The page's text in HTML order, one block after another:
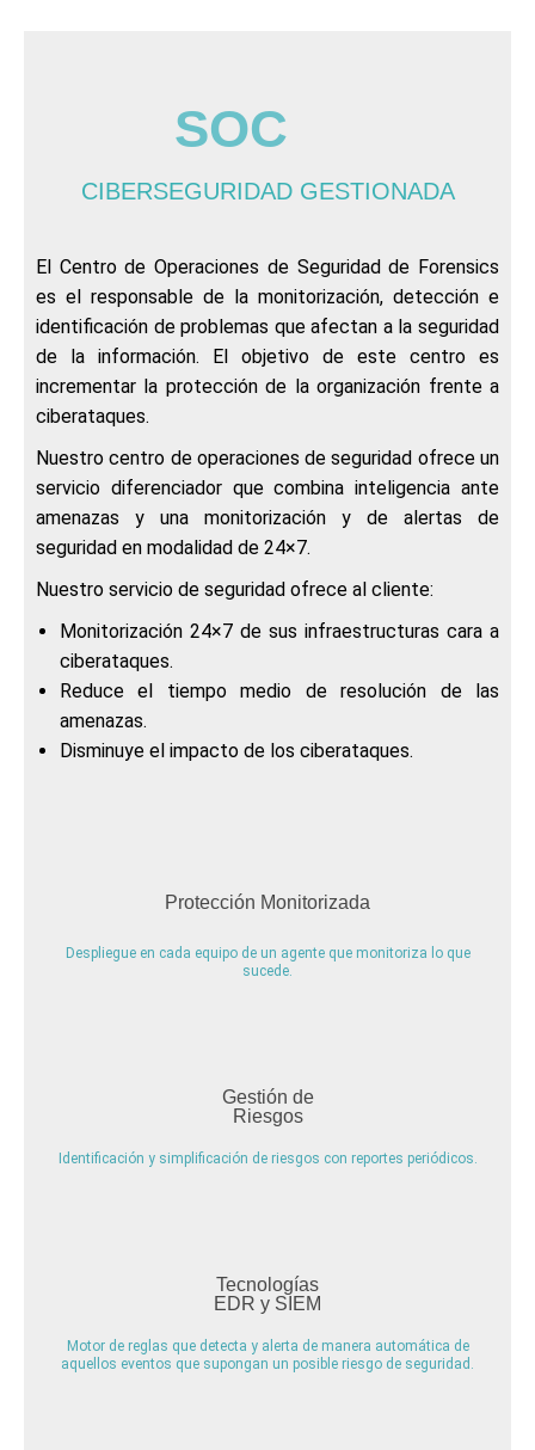
SOC
CIBERSEGURIDAD GESTIONADA
El Centro de Operaciones de Seguridad de Forensics
es el responsable de la monitorización, detección e
identificación de problemas que afectan a la seguridad
de la información. El objetivo de este centro es
incrementar la protección de la organización frente a
ciberataques.
Nuestro centro de operaciones de seguridad ofrece un
servicio diferenciador que combina inteligencia ante
amenazas y una monitorización y de alertas de
seguridad en modalidad de 24×7.
Nuestro servicio de seguridad ofrece al cliente:
Monitorización 24×7 de sus infraestructuras cara a
ciberataques.
Reduce el tiempo medio de resolución de las
amenazas.
Disminuye el impacto de los ciberataques.
Protección Monitorizada
Despliegue en cada equipo de un agente que monitoriza lo que
sucede.
Gestión de
Riesgos
Identificación y simplificación de riesgos con reportes periódicos.
Tecnologías
EDR y SIEM
Motor de reglas que detecta y alerta de manera automática de
aquellos eventos que supongan un posible riesgo de seguridad.